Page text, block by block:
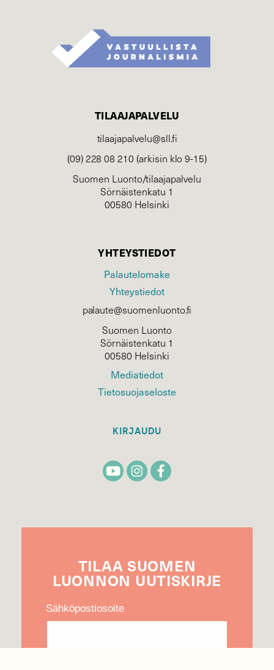
TILAAJAPALVELU
tilaajapalvelu@sll.fi
(09) 228 08 210 (arkisin klo 9-15)
Suomen Luonto/tilaajapalvelu
Sörnäistenkatu 1
00580 Helsinki
YHTEYSTIEDOT
Palautelomake
Yhteystiedot
palaute@suomenluonto.fi
Suomen Luonto
Sörnäistenkatu 1
00580 Helsinki
Mediatiedot
Tietosuojaseloste
KIRJAUDU
TILAA SUOMEN
LUONNON UUTIS­KIRJE
Sähköpostiosoite